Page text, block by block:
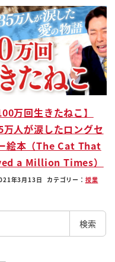
んですよこのベイ
ブレイザーがいう
ちというところと
ずですね
違いっていう細か
す
ださいはいじゃあ
きます
万回生きたねこ】
万人が涙したロングセ
絵本（The Cat That
a Million Times）
年3月13日 カテゴリー： 授業
検索